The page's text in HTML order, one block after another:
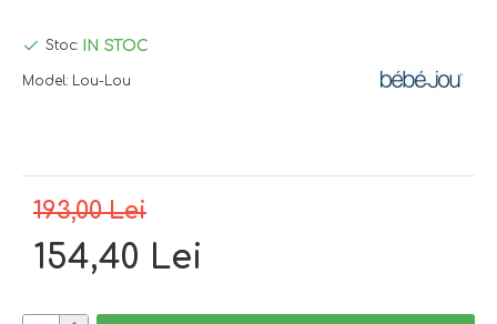
193,00 Lei
154,40 Lei
Stoc: IN STOC
Model: Lou-Lou